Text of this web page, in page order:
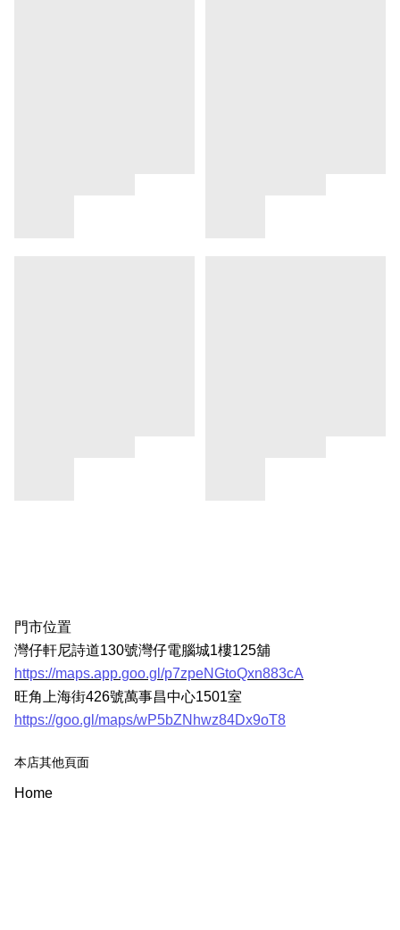
門市位置
灣仔軒尼詩道130號灣仔電腦城1樓125舖
https://maps.app.goo.gl/p7zpeNGtoQxn883cA
旺角上海街426號萬事昌中心1501室
https://goo.gl/maps/wP5bZNhwz84Dx9oT8
本店其他頁面
Home